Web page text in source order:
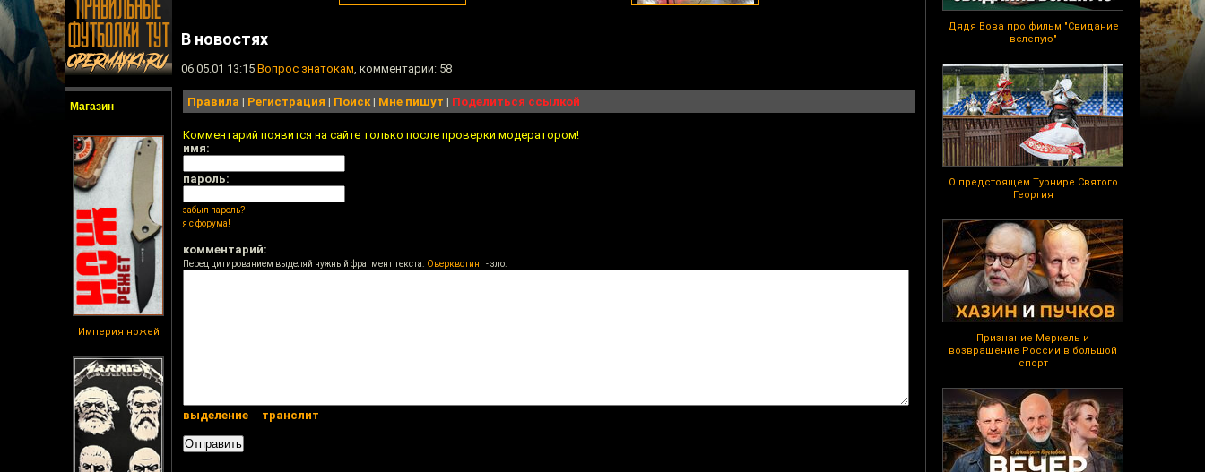
Магазин
Империя ножей
Дядя Вова про фильм "Свидание
вслепую"
О предстоящем Турнире Святого
Георгия
Признание Меркель и
возвращение России в большой
спорт
В новостях
06.05.01 13:15 Вопрос знатокам, комментарии: 58
Правила | Регистрация | Поиск| Мне пишут | Поделиться ссылкой
Комментарий появится на сайте только после проверки модератором!
имя:
пароль:
забыл пароль?
я с форума!
комментарий:
Перед цитированием выделяй нужный фрагмент текста. Оверквотинг- зло.
выделение транслит